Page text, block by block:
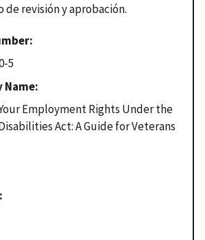
de revisión y aprobación.
5
Name
Employment Rights Under the
Act: A Guide for Veterans